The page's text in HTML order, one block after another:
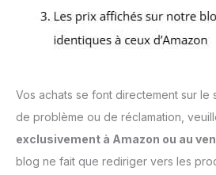
Vos achats se font directement sur le
de problème ou de réclamation,
exclusivement à Amazon ou au
blog ne fait que rediriger vers les